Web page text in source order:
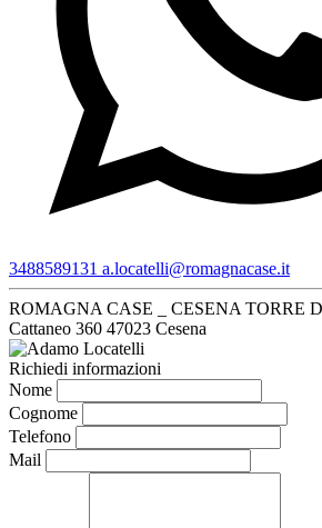
3488589131 a.locatelli@romagnacase.it
ROMAGNA CASE _ CESENA TORRE
Cattaneo 360 47023 Cesena
Richiedi informazioni
Nome
Cognome
Telefono
Mail